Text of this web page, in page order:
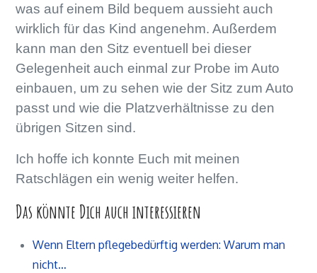
was auf einem Bild bequem aussieht auch
wirklich für das Kind angenehm. Außerdem
kann man den Sitz eventuell bei dieser
Gelegenheit auch einmal zur Probe im Auto
einbauen, um zu sehen wie der Sitz zum Auto
passt und wie die Platzverhältnisse zu den
übrigen Sitzen sind.
Ich hoffe ich konnte Euch mit meinen
Ratschlägen ein wenig weiter helfen.
Das könnte Dich auch interessieren
Wenn Eltern pflegebedürftig werden: Warum man
nicht…